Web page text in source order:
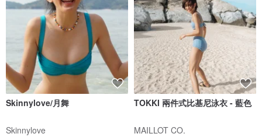
Skinnylove/月舞
Skinnylove
TOKKI 兩件式比基尼泳衣 - 藍色
MAILLOT CO.